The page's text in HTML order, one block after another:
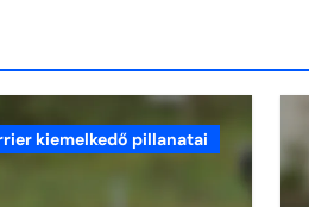
kiemelkedő pillanatai